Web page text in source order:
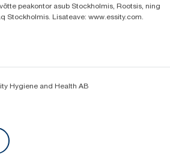
peakontor asub Stockholmis, Rootsis, ning
Stockholmis. Lisateave: www.essity.com.
Hygiene and Health AB